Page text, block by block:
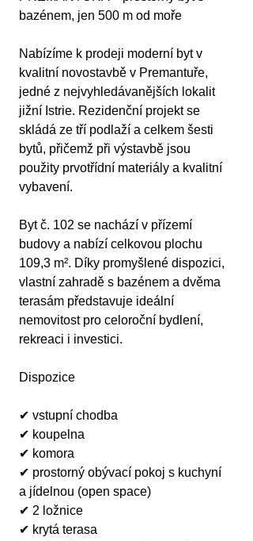
bazénem, jen 500 m od moře
Nabízíme k prodeji moderní byt v
kvalitní novostavbě v Premantuře,
jedné z nejvyhledávanějších lokalit
jižní Istrie. Rezidenční projekt se
skládá ze tří podlaží a celkem šesti
bytů, přičemž při výstavbě jsou
použity prvotřídní materiály a kvalitní
vybavení.
Byt č. 102 se nachází v přízemí
budovy a nabízí celkovou plochu
109,3 m². Díky promyšlené dispozici,
vlastní zahradě s bazénem a dvěma
terasám představuje ideální
nemovitost pro celoroční bydlení,
rekreaci i investici.
Dispozice
✔ vstupní chodba
✔ koupelna
✔ komora
✔ prostorný obývací pokoj s kuchyní
a jídelnou (open space)
✔ 2 ložnice
✔ krytá terasa